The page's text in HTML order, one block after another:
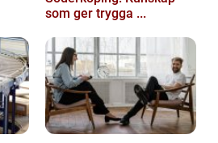
som ger trygga ...